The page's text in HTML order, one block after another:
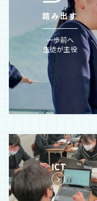
踏み出す
一歩前へ
生徒が主役
ICT